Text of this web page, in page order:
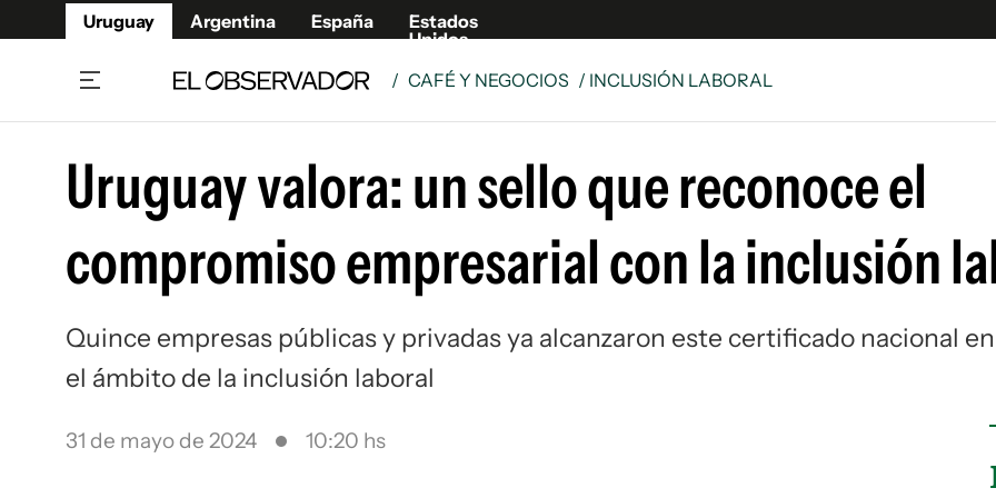
Uruguay Argentina España
Estados
Unidos
Member
Beneficios Member
Nacional
Economía y Empresas
Agro
Mundo
Fúnebres
Remates y Legales
Ediciones especiales
Newsletters
Argentina
Ahora en:
Montevideo
Nubes
Mín 7° Máx
/ CAFÉ Y NEGOCIOS / INCLUSIÓN LABORAL
Uruguay valora: un sello que reconoce el
compromiso empresarial con la inclusión
Quince empresas públicas y privadas ya alcanzaron este certificado nacional en
el ámbito de la inclusión laboral
31 de mayo de 2024 10:20 hs